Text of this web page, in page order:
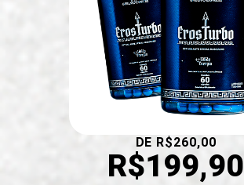
DE R$260,00
R$199,90